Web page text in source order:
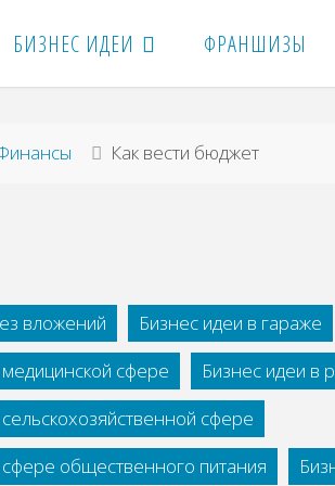
БИЗНЕС ИДЕИ ФРАНШИЗЫ
Как вести бюджет
вложений
Бизнес идеи в гараже
сфере
Бизнес идеи в
сфере
общественного питания